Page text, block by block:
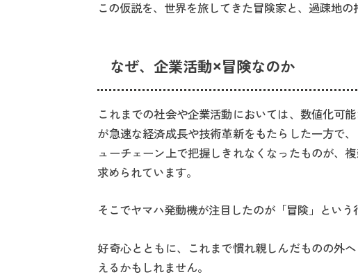
この仮説を、世界を旅してきた冒険家と、過疎地
なぜ、企業活動×冒険なのか
これまでの社会や企業活動においては、数値化可
が急速な経済成長や技術革新をもたらした一方で
ューチェーン上で把握しきれなくなったものが、
求められています。
そこでヤマハ発動機が注目したのが「冒険」という
好奇心とともに、これまで慣れ親しんだものの外
えるかもしれません。